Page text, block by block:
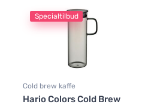
Specialtilbud
Cold brew kaffe
Hario Colors Cold Brew